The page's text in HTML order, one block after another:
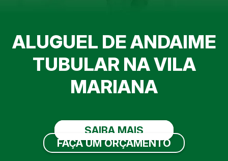
ALUGUEL DE ANDAIME
TUBULAR NA VILA
MARIANA
SAIBA MAIS
FAÇA UM ORÇAMENTO